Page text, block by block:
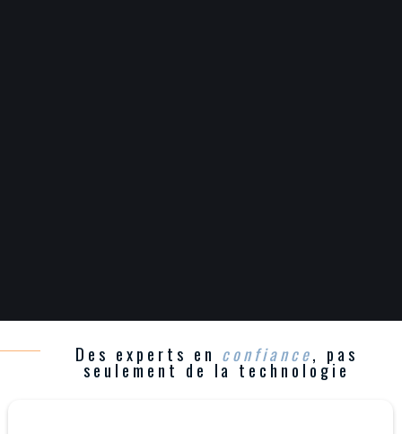
Des experts en confiance, pas
seulement de la technologie